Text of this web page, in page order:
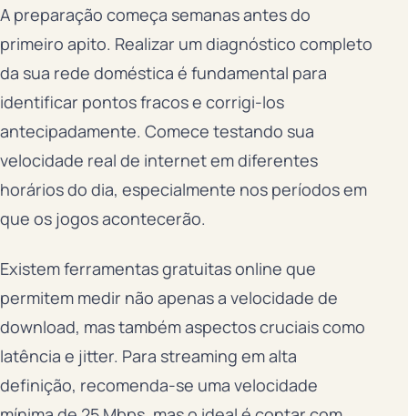
A preparação começa semanas antes do
primeiro apito. Realizar um diagnóstico completo
da sua rede doméstica é fundamental para
identificar pontos fracos e corrigi-los
antecipadamente. Comece testando sua
velocidade real de internet em diferentes
horários do dia, especialmente nos períodos em
que os jogos acontecerão.
Existem ferramentas gratuitas online que
permitem medir não apenas a velocidade de
download, mas também aspectos cruciais como
latência e jitter. Para streaming em alta
definição, recomenda-se uma velocidade